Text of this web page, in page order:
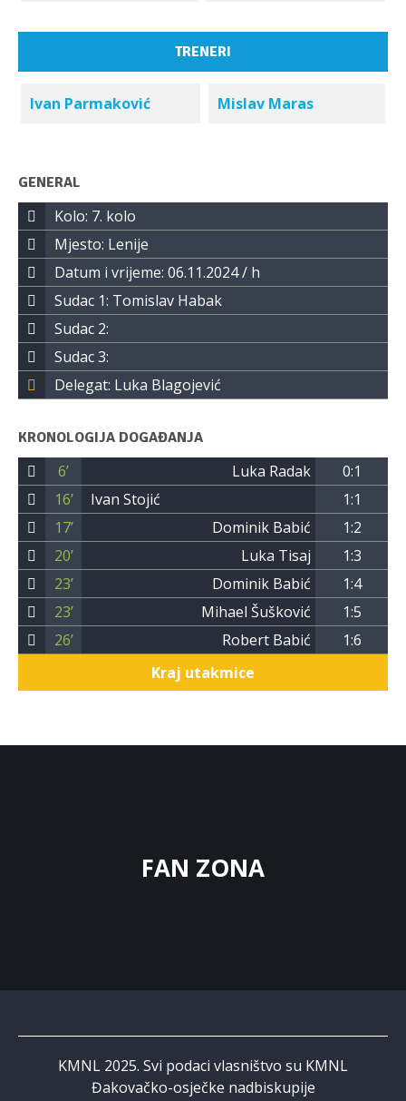
TRENERI
Ivan Parmaković Mislav Maras
GENERAL
Kolo: 7. kolo
Mjesto: Lenije
Datum i vrijeme: 06.11.2024 / h
Sudac 1: Tomislav Habak
Sudac 2:
Sudac 3:
Delegat: Luka Blagojević
KRONOLOGIJA DOGAĐANJA
6’ Luka Radak
0:1
16’
Ivan Stojić
1:1
17’
Dominik Babić
1:2
20’
Luka Tisaj
1:3
23’
Dominik Babić
1:4
23’
Mihael Šušković
1:5
26’
Robert Babić
1:6
Kraj utakmice
FAN ZONA
KMNL 2025. Svi podaci vlasništvo su KMNL
Đakovačko-osječke nadbiskupije